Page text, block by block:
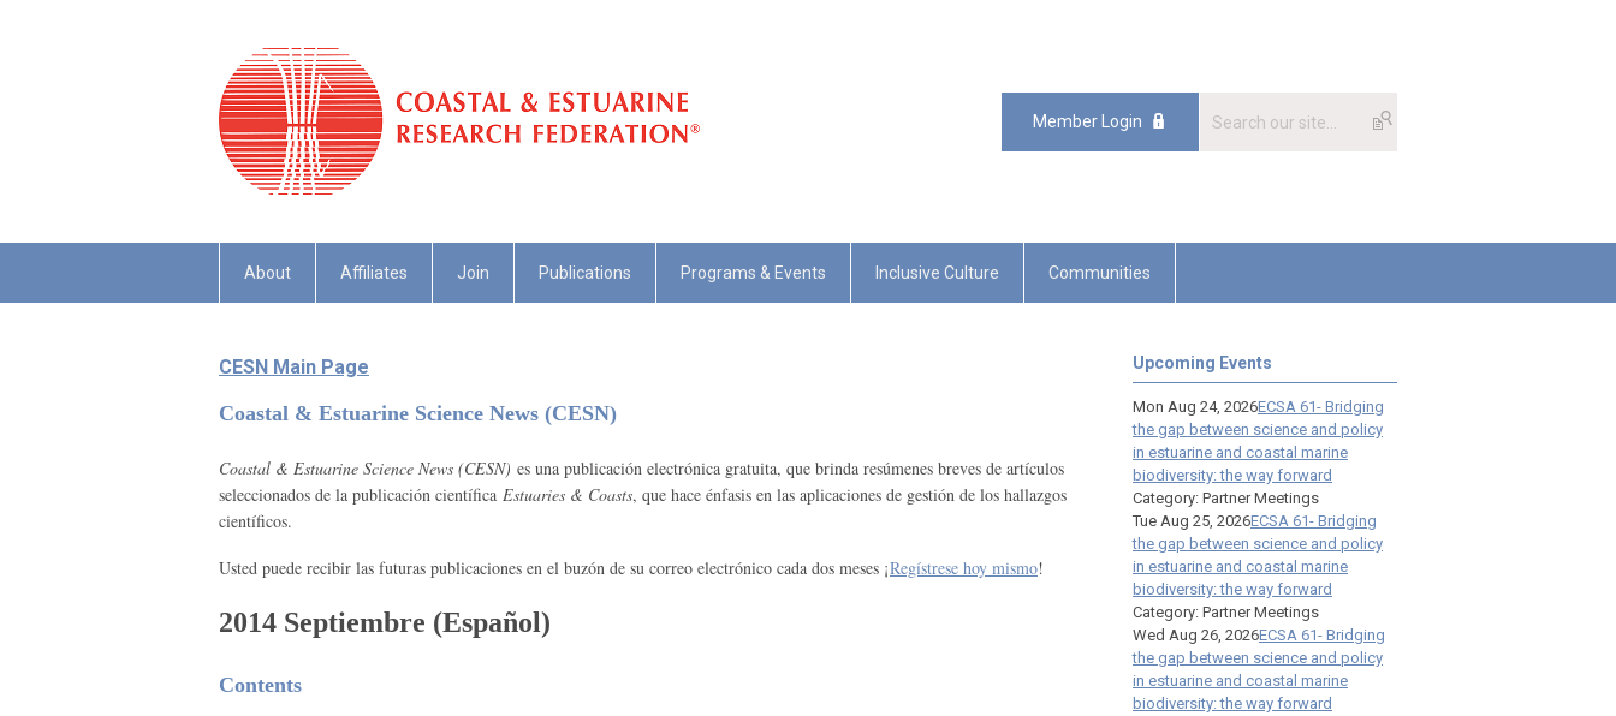
Member Login
About Affiliates Join Publications Programs & Events Inclusive Culture Communities
CESN Main Page
Coastal & Estuarine Science News (CESN)
Coastal & Estuarine Science News (CESN) es una publicación electrónica gratuita, que brinda resúmenes breves de artículos
seleccionados de la publicación científica Estuaries & Coasts, que hace énfasis en las aplicaciones de gestión de los hallazgos
científicos.
Usted puede recibir las futuras publicaciones en el buzón de su correo electrónico cada dos meses ¡Regístrese hoy mismo!
2014 Septiembre (Español)
Contents
Upcoming Events
Mon Aug 24, 2026ECSA 61- Bridging
the gap between science and policy
in estuarine and coastal marine
biodiversity: the way forward
Category: Partner Meetings
Tue Aug 25, 2026ECSA 61- Bridging
the gap between science and policy
in estuarine and coastal marine
biodiversity: the way forward
Category: Partner Meetings
Wed Aug 26, 2026ECSA 61- Bridging
the gap between science and policy
in estuarine and coastal marine
biodiversity: the way forward